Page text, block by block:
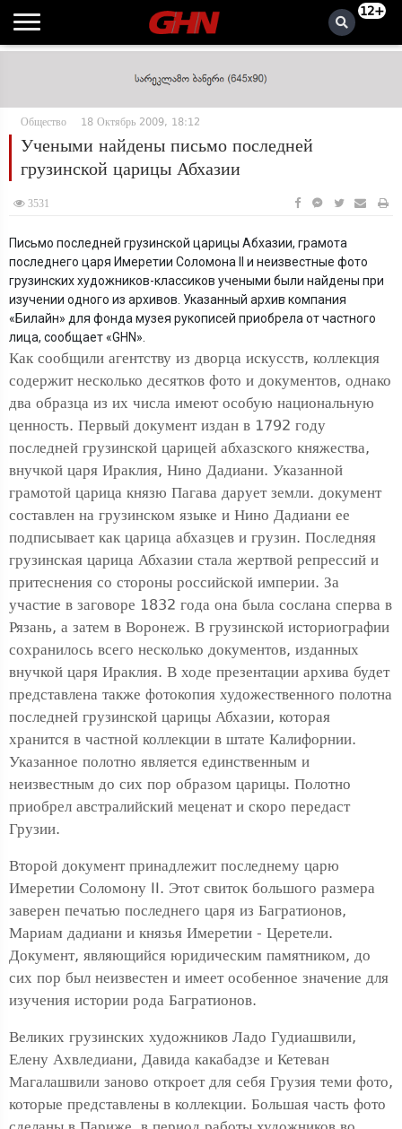
12+
Общество 18 Октябрь 2009, 18:12
Учеными найдены письмо последней
грузинской царицы Абхазии
3531
Письмо последней грузинской царицы Абхазии, грамота
последнего царя Имеретии Соломона II и неизвестные фото
грузинских художников-классиков учеными были найдены при
изучении одного из архивов. Указанный архив компания
«Билайн» для фонда музея рукописей приобрела от частного
лица, сообщает «GHN».
Как сообщили агентству из дворца искусств, коллекция
содержит несколько десятков фото и документов, однако
два образца из их числа имеют особую национальную
ценность. Первый документ издан в 1792 году
последней грузинской царицей абхазского княжества,
внучкой царя Ираклия, Нино Дадиани. Указанной
грамотой царица князю Пагава дарует земли. документ
составлен на грузинском языке и Нино Дадиани ее
подписывает как царица абхазцев и грузин. Последняя
грузинская царица Абхазии стала жертвой репрессий и
притеснения со стороны российской империи. За
участие в заговоре 1832 года она была сослана сперва в
Рязань, а затем в Воронеж. В грузинской историографии
сохранилось всего несколько документов, изданных
внучкой царя Ираклия. В ходе презентации архива будет
представлена также фотокопия художественного полотна
последней грузинской царицы Абхазии, которая
хранится в частной коллекции в штате Калифорнии.
Указанное полотно является единственным и
неизвестным до сих пор образом царицы. Полотно
приобрел австралийский меценат и скоро передаст
Грузии.
Второй документ принадлежит последнему царю
Имеретии Соломону II. Этот свиток большого размера
заверен печатью последнего царя из Багратионов,
Мариам дадиани и князья Имеретии - Церетели.
Документ, являющийся юридическим памятником, до
сих пор был неизвестен и имеет особенное значение для
изучения истории рода Багратионов.
Великих грузинских художников Ладо Гудиашвили,
Елену Ахвледиани, Давида какабадзе и Кетеван
Магалашвили заново откроет для себя Грузия теми фото,
которые представлены в коллекции. Большая часть фото